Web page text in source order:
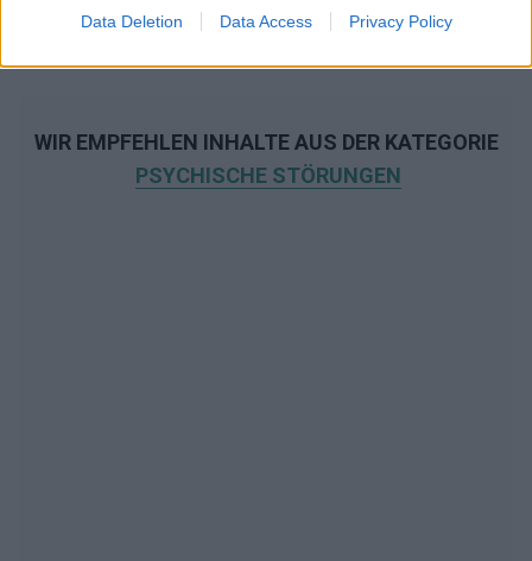
Data Deletion Data Access Privacy Policy
WIR EMPFEHLEN INHALTE AUS DER KATEGORIE
PSYCHISCHE STÖRUNGEN